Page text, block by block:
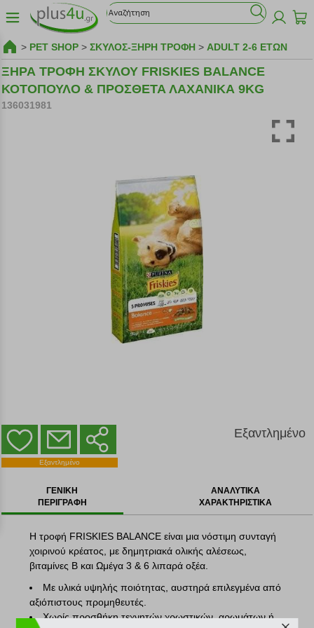
> PET SHOP > ΣΚΥΛΟΣ-ΞΗΡΗ ΤΡΟΦΗ > ADULT 2-6 ΕΤΩΝ
ΞΗΡΑ ΤΡΟΦΗ ΣΚΥΛΟΥ FRISKIES BALANCE
ΚΟΤΟΠΟΥΛΟ & ΠΡΟΣΘΕΤΑ ΛΑΧΑΝΙΚΑ 9KG
136031981
Εξαντλημένο
Εξαντλημένο
ΓΕΝΙΚΗ
ΠΕΡΙΓΡΑΦΗ
ΑΝΑΛΥΤΙΚΑ
ΧΑΡΑΚΤΗΡΙΣΤΙΚΑ
Η τροφή FRISKIES BALANCE είναι μια νόστιμη συνταγή
χοιρινού κρέατος, με δημητριακά ολικής αλέσεως,
βιταμίνες Β και Ωμέγα 3 & 6 λιπαρά οξέα.
Με υλικά υψηλής ποιότητας, αυστηρά επιλεγμένα από
αξιόπιστους προμηθευτές.
Χωρίς προσθήκη τεχνητών χρωστικών, αρωμάτων ή